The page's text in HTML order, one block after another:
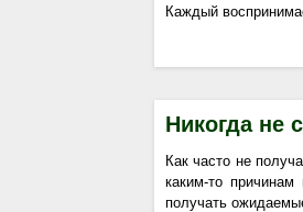
Каждый
Никогда не
Как часто не
каким-то
получать